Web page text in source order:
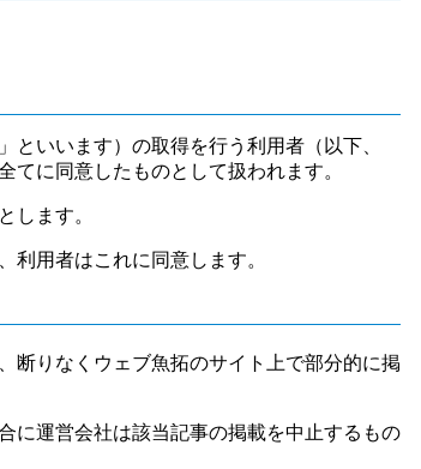
といいます）の取得を行う利用者（以下、
てに同意したものとして扱われます。
します。
利用者はこれに同意します。
断りなくウェブ魚拓のサイト上で部分的に掲
に運営会社は該当記事の掲載を中止するもの